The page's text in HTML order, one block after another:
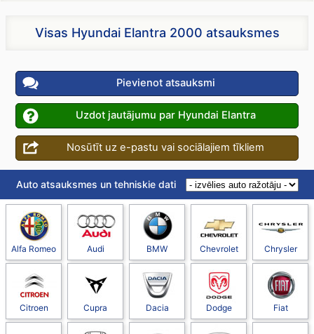
Visas Hyundai Elantra 2000 atsauksmes
Pievienot atsauksmi
Uzdot jautājumu par Hyundai Elantra
Nosūtīt uz e-pastu vai sociālajiem tīkliem
Auto atsauksmes un tehniskie dati
Alfa Romeo Audi BMW Chevrolet Chrysler
Citroen Cupra Dacia Dodge Fiat